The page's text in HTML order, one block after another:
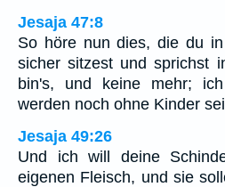
Jesaja 47:8
So höre nun dies, die du
sicher sitzest und sprichst
bin's, und keine mehr;
werden noch ohne Kinder
Jesaja 49:26
Und ich will deine
eigenen Fleisch, und sie